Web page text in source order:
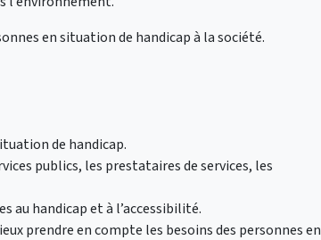
en situation de handicap à la société.
de handicap.
publics, les prestataires de services, les
au handicap et à l’accessibilité.
prendre en compte les besoins des personnes en